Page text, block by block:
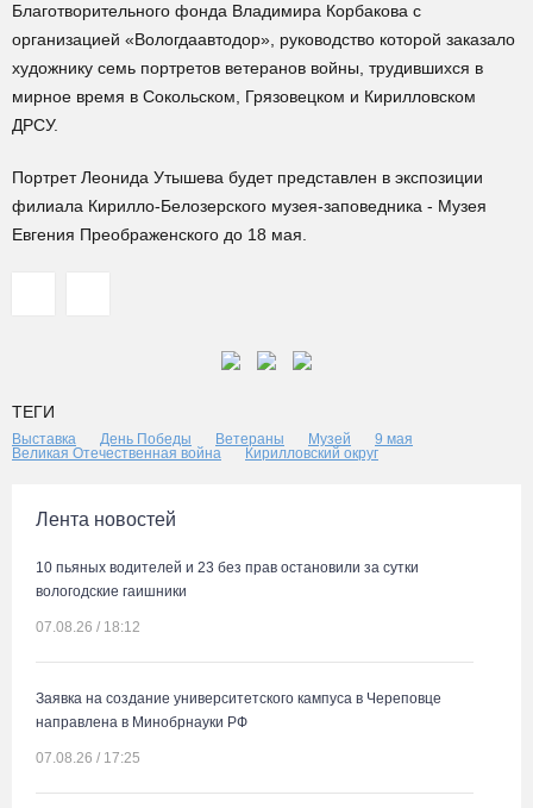
Благотворительного фонда Владимира Корбакова с
организацией «Вологдаавтодор», руководство которой заказало
художнику семь портретов ветеранов войны, трудившихся в
мирное время в Сокольском, Грязовецком и Кирилловском
ДРСУ.
Портрет Леонида Утышева будет представлен в экспозиции
филиала Кирилло-Белозерского музея-заповедника - Музея
Евгения Преображенского до 18 мая.
ТЕГИ
Выставка День Победы Ветераны Музей
9 мая
Великая Отечественная война
Кирилловский округ
Лента новостей
10 пьяных водителей и 23 без прав остановили за сутки
вологодские гаишники
07.08.26 / 18:12
Заявка на создание университетского кампуса в Череповце
направлена в Минобрнауки РФ
07.08.26 / 17:25